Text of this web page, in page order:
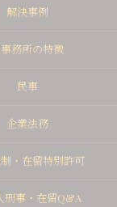
解決事例
務所の特徴
民事
企業法務
・在留特別許可
刑事・在留Q&A